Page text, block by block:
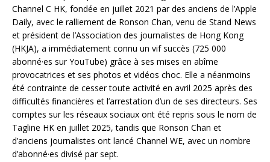
Channel C HK, fondée en juillet 2021 par des anciens de l’Apple
Daily, avec le ralliement de Ronson Chan, venu de Stand News
et président de l’Association des journalistes de Hong Kong
(HKJA), a immédiatement connu un vif succès (725 000
abonné·es sur YouTube) grâce à ses mises en abîme
provocatrices et ses photos et vidéos choc. Elle a néanmoins
été contrainte de cesser toute activité en avril 2025 après des
difficultés financières et l’arrestation d’un de ses directeurs. Ses
comptes sur les réseaux sociaux ont été repris sous le nom de
Tagline HK en juillet 2025, tandis que Ronson Chan et
d’anciens journalistes ont lancé Channel WE, avec un nombre
d’abonné·es divisé par sept.